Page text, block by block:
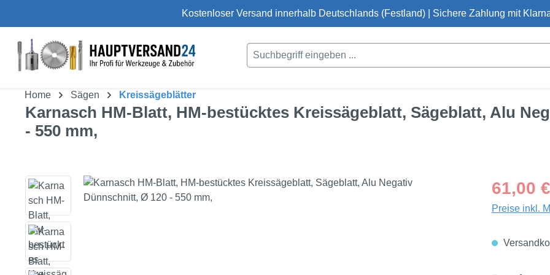
Kostenloser Versand innerhalb Deutschlands (Festland) | Sichere Zahlung mit
Home Sägen Kreissägeblätter
Karnasch HM-Blatt, HM-bestücktes Kreissägeblatt, Sägeblatt, Alu
- 550 mm,
Bildergalerie überspringen Regulärer
61,00 €
Preise inkl.